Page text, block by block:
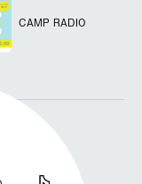
CAMP RADIO